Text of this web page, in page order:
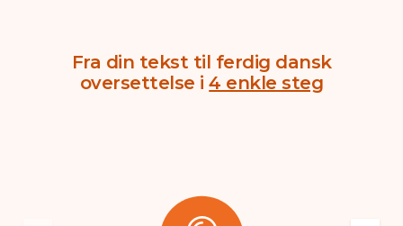
Fra din tekst til ferdig dansk
oversettelse i4 enkle steg